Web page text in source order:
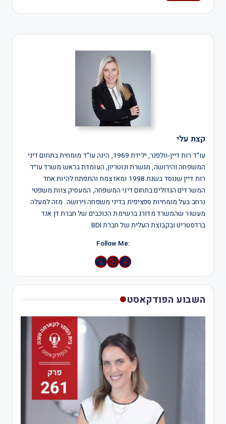
קצת עלי
עו"ד רות דיין-וולפנר, ילידת 1969, הינה עו"ד מומחית בתחום דיני
המשפחה והירושה, מגשרת ונוטריון, העומדת בראש משרד עו״ד
רות דיין שנוסד בשנת 1998 ומאז צמח והתפתח להיות אחד
המשרדים הגדולים בתחום דיני המשפחה, המעסיק צוות משפטי
נרחב בעל מומחיות ספציפית בדיני משפחה וירושה. מזה למעלה
מעשור שהמשרד מדורג ברשימת הכוכבים של חברת דן אנד
ברדסטריט ובקבוצת העלית של חברת BDI.
:Follow Me
Instagram
YouTube
השבוע הפודקאסט